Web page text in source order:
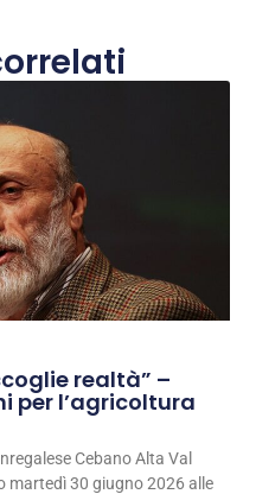
realtà” –
per l’agricoltura
Cebano Alta Val
martedì 30 giugno 2026 alle